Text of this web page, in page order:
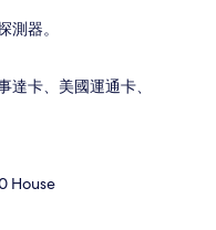
測器。
達卡、美國運通卡、
House